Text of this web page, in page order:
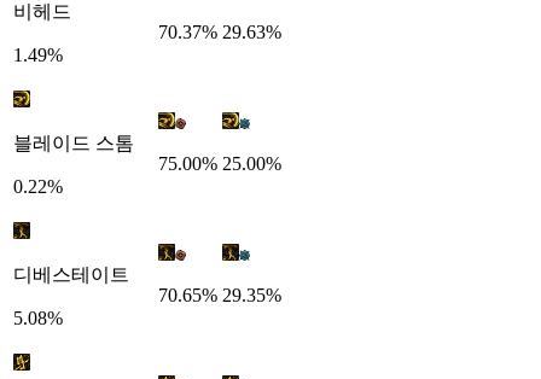
비헤드
1.49%
70.37% 29.63%
블레이드 스톰
0.22%
75.00% 25.00%
디베스테이트
5.08%
70.65% 29.35%